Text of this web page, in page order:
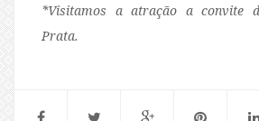
*Visitamos a atração a convite
Prata.